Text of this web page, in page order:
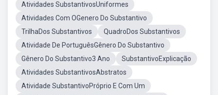
Atividades SubstantivosUniformes
Atividades Com OGenero Do Substantivo
TrilhaDos Substantivos
QuadroDos Substantivos
Atividade De PortuguêsGênero Do Substantivo
Gênero Do Substantivo3 Ano
SubstantivoExplicação
Atividades SubstantivosAbstratos
Atividade SubstantivoPróprio E Com Um